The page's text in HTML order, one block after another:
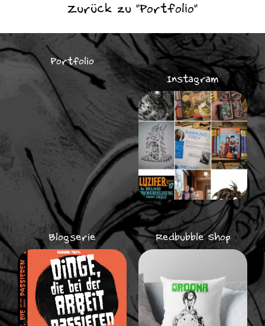
Zurück zu "Portfolio"
Portfolio
Instagram
Blogserie Redbubble Shop